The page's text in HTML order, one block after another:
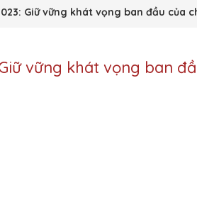
Giữ vững khát vọng ban đầu của
vững khát vọng ban